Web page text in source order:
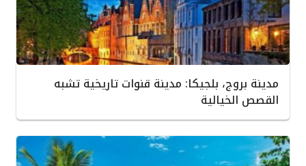
مدينة بروج، بلجيكا: مدينة قنوات تاريخية تشبه
القصص الخيالية